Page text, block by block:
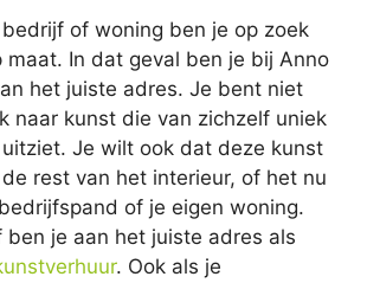
of woning ben je op zoek
maat. In dat geval ben je bij Anno
het juiste adres. Je bent niet
naar kunst die van zichzelf uniek
Je wilt ook dat deze kunst
rest van het interieur, of het nu
of je eigen woning.
ben je aan het juiste adres als
. Ook als je